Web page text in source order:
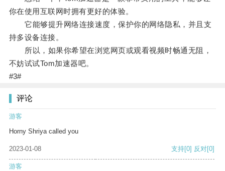
你在使用互联网时拥有更好的体验。
它能够提升网络连接速度，保护你的网络隐私，并且支
持多设备连接。
所以，如果你希望在浏览网页或观看视频时畅通无阻，
不妨试试Tom加速器吧。
#3#
评论
游客
Horny Shriya called you
2023-01-08 支持[0] 反对[0]
游客